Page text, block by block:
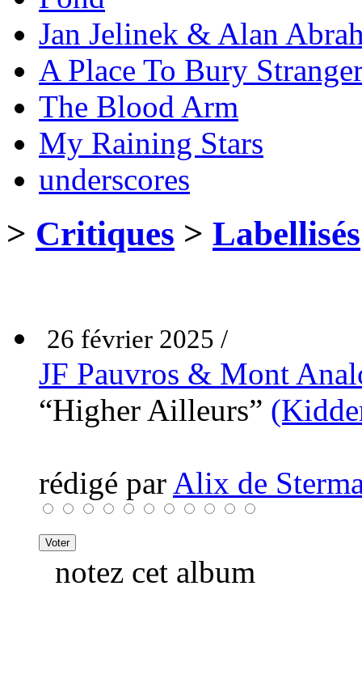
Jan Jelinek & Alan
A Place To Bury
The Blood Arm
My Raining Stars
underscores
> Critiques > Labellisés
26 février 2025 /
JF Pauvros & Mont
“Higher Ailleurs”
rédigé par Alix de
notez cet album